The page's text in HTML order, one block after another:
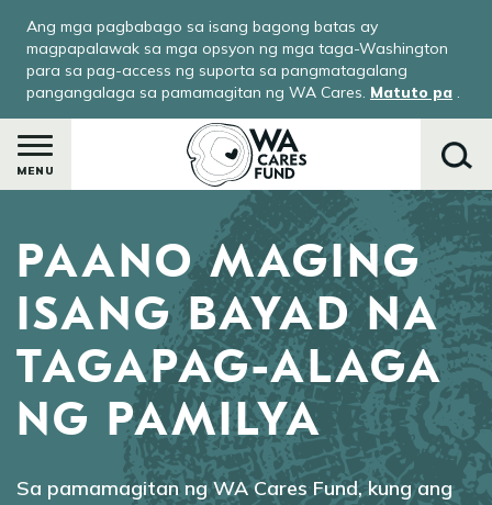
main
content
Ang mga pagbabago sa isang bagong batas ay
magpapalawak sa mga opsyon ng mga taga-Washington
para sa pag-access ng suporta sa pangmatagalang
pangangalaga sa pamamagitan ng WA Cares. Matuto pa .
MENU
Maghanap
PAANO MAGING
ISANG BAYAD NA
TAGAPAG-ALAGA
NG PAMILYA
Sa pamamagitan ng WA Cares Fund, kung ang